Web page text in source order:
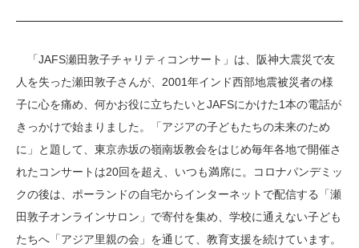
「JAFS瀬田敦子チャリティコンサート」は、阪神大震災で友
人を失った瀬田敦子さんが、2001年インド西部地震被災者の様
子に心を痛め、何かお役に立ちたいとJAFSにかけた1本の電話が
きっかけで始まりました。「アジアの子どもたちの未来のため
に」と題して、東京赤坂の嶺南坂教会をはじめ毎年各地で開催さ
れたコンサートは20回を超え、いつも満席に。コロナパンデミッ
クの後は、ポーランドの自宅からインターネットで配信する「瀬
田敦子オンラインサロン」で寄付を集め、学校に通えない子ども
たちへ「アジア里親の会」を通じて、教育支援を続けています。